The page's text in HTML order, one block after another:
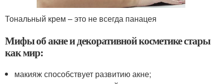
Тональный крем – это не всегда панацея
Мифы об акне и декоративной косметике стары
как мир:
макияж способствует развитию акне;